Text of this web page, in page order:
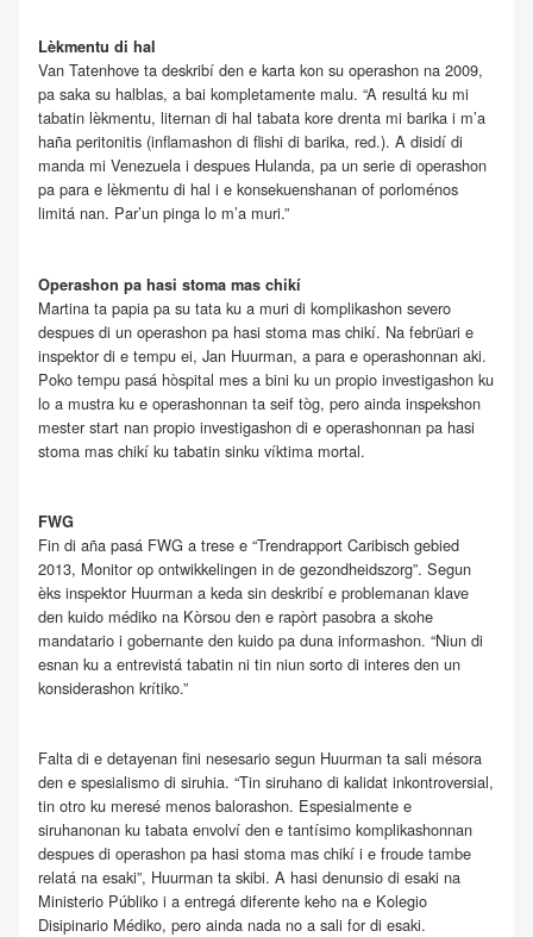
Lèkmentu di hal
Van Tatenhove ta deskribí den e karta kon su operashon na 2009,
pa saka su halblas, a bai kompletamente malu. “A resultá ku mi
tabatin lèkmentu, liternan di hal tabata kore drenta mi barika i m’a
haña peritonitis (inflamashon di flishi di barika, red.). A disidí di
manda mi Venezuela i despues Hulanda, pa un serie di operashon
pa para e lèkmentu di hal i e konsekuenshanan of porloménos
limitá nan. Par’un pinga lo m’a muri.”
Operashon pa hasi stoma mas chikí
Martina ta papia pa su tata ku a muri di komplikashon severo
despues di un operashon pa hasi stoma mas chikí. Na febrüari e
inspektor di e tempu ei, Jan Huurman, a para e operashonnan aki.
Poko tempu pasá hòspital mes a bini ku un propio investigashon ku
lo a mustra ku e operashonnan ta seif tòg, pero ainda inspekshon
mester start nan propio investigashon di e operashonnan pa hasi
stoma mas chikí ku tabatin sinku víktima mortal.
FWG
Fin di aña pasá FWG a trese e “Trendrapport Caribisch gebied
2013, Monitor op ontwikkelingen in de gezondheidszorg”. Segun
èks inspektor Huurman a keda sin deskribí e problemanan klave
den kuido médiko na Kòrsou den e rapòrt pasobra a skohe
mandatario i gobernante den kuido pa duna informashon. “Niun di
esnan ku a entrevistá tabatin ni tin niun sorto di interes den un
konsiderashon krítiko.”
Falta di e detayenan fini nesesario segun Huurman ta sali mésora
den e spesialismo di siruhia. “Tin siruhano di kalidat inkontroversial,
tin otro ku meresé menos balorashon. Espesialmente e
siruhanonan ku tabata envolví den e tantísimo komplikashonnan
despues di operashon pa hasi stoma mas chikí i e froude tambe
relatá na esaki”, Huurman ta skibi. A hasi denunsio di esaki na
Ministerio Públiko i a entregá diferente keho na e Kolegio
Disipinario Médiko, pero ainda nada no a sali for di esaki.